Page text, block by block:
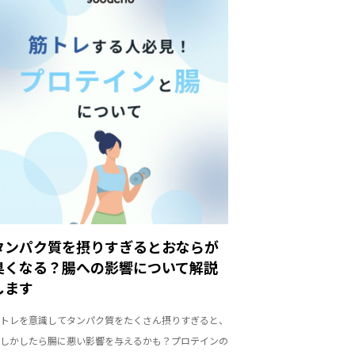
ンパク質を摂りすぎるとおならが
くなる？腸への影響について解説
ます
レを意識してタンパク質をたくさん摂りすぎると、
かしたら腸に悪い影響を与えるかも？プロテインの